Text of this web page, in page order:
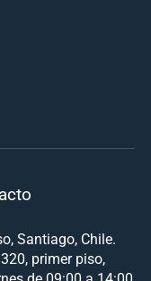
Santiago, Chile.
primer piso,